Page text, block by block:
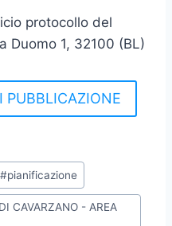
protocollo del
Duomo 1, 32100 (BL)
PUBBLICAZIONE
#pianificazione
CAVARZANO - AREA